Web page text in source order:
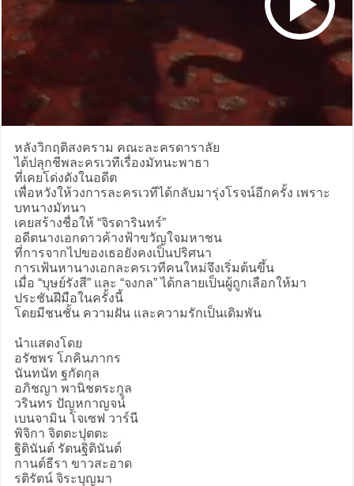
หลังวิกฤติสงคราม คณะละครดาราลัย
ได้ปลุกชีพละครเวทีเรื่องมัทนะพาธา
ที่เคยโด่งดังในอดีต
เพื่อหวังให้วงการละครเวทีได้กลับมารุ่งโรจน์อีกครั้ง เพราะ
บทนางมัทนา
เคยสร้างชื่อให้ “จิรดารินทร์”
อดีตนางเอกดาวค้างฟ้าขวัญใจมหาชน
ที่การจากไปของเธอยังคงเป็นปริศนา
การเฟ้นหานางเอกละครเวทีคนใหม่จึงเริ่มต้นขึ้น
เมื่อ “บุษย์รังสี” และ “จงกล” ได้กลายเป็นผู้ถูกเลือกให้มา
ประชันฝีมือในครั้งนี้
โดยมีชนชั้น ความฝัน และความรักเป็นเดิมพัน
นำแสดงโดย
อรัชพร โภคินภากร
นันทนัท ฐกัดกุล
อภิชญา พานิชตระกูล
วรินทร ปัญหกาญจน์
เบนจามิน โจเซฟ วาร์นี
พิจิกา จิตตะปุตตะ
ฐิตินันต์ รัตนฐิตินันต์
กานต์ธีรา ขาวสะอาด
รติรัตน์ จิระบุญมา